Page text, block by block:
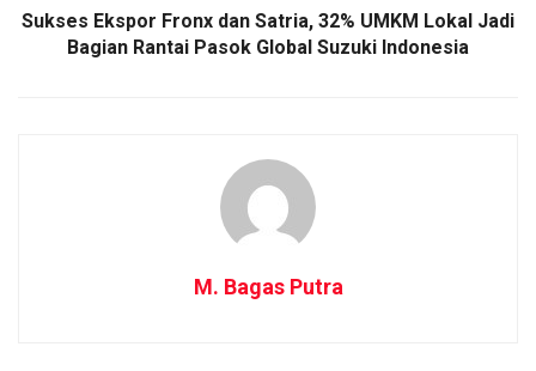
Sukses Ekspor Fronx dan Satria, 32% UMKM Lokal Jadi
Bagian Rantai Pasok Global Suzuki Indonesia
M. Bagas Putra